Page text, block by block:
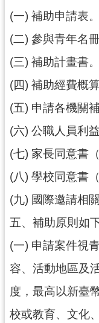
站
導
政
信
園
市
政
府
隱
私
政
策
網
(一) 補助申請表。
(二) 參與青年名冊
(三) 補助計畫書。
(四) 補助經費概算
(五) 申請各機關
(六) 公職人員利
(七) 家長同意書
(八) 學校同意書
(九) 國際邀請相
五、補助原則如
(一) 申請案件視
容、活動地區及
度，最高以新臺
校或教育、文化